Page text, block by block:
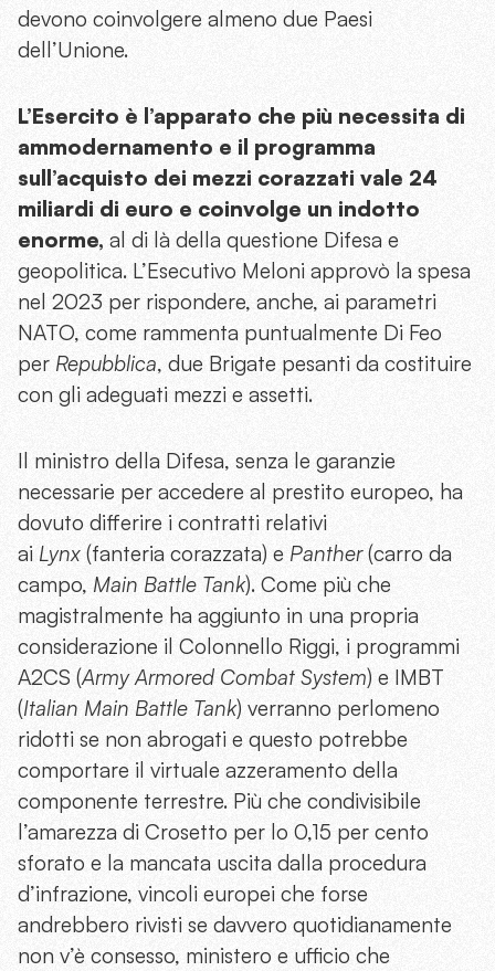
devono coinvolgere almeno due Paesi
dell’Unione.
L’Esercito è l’apparato che più necessita di
ammodernamento e il programma
sull’acquisto dei mezzi corazzati vale 24
miliardi di euro e coinvolge un indotto
enorme, al di là della questione Difesa e
geopolitica. L’Esecutivo Meloni approvò la spesa
nel 2023 per rispondere, anche, ai parametri
NATO, come rammenta puntualmente Di Feo
per Repubblica, due Brigate pesanti da costituire
con gli adeguati mezzi e assetti.
Il ministro della Difesa, senza le garanzie
necessarie per accedere al prestito europeo, ha
dovuto differire i contratti relativi
ai Lynx (fanteria corazzata) e Panther(carro da
campo, Main Battle Tank). Come più che
magistralmente ha aggiunto in una propria
considerazione il Colonnello Riggi, i programmi
A2CS (Army Armored Combat System) e IMBT
(Italian Main Battle Tank) verranno perlomeno
ridotti se non abrogati e questo potrebbe
comportare il virtuale azzeramento della
componente terrestre. Più che condivisibile
l’amarezza di Crosetto per lo 0,15 per cento
sforato e la mancata uscita dalla procedura
d’infrazione, vincoli europei che forse
andrebbero rivisti se davvero quotidianamente
non v’è consesso, ministero e ufficio che